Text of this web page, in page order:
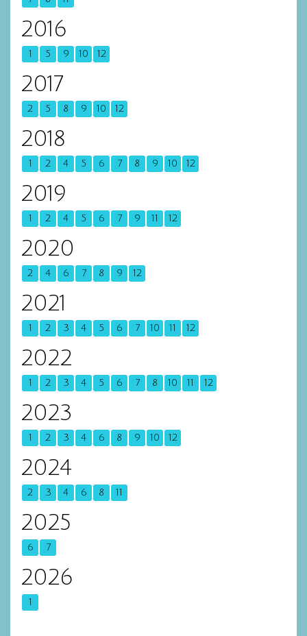
2016
1 5 9 10 12
2017
2 5 8 9 10 12
2018
1 2 4 5 6 7 8 9 10 12
2019
1 2 4 5 6 7 9 11 12
2020
2 4 6 7 8 9 12
2021
1 2 3 4 5 6 7 10 11 12
2022
1 2 3 4 5 6 7 8 10 11 12
2023
1 2 3 4 6 8 9 10 12
2024
2 3 4 6 8 11
2025
6 7
2026
1